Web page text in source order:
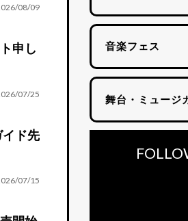
08/09
申し
07/25
イド先
07/15
音楽フェス
舞台・ミュージ